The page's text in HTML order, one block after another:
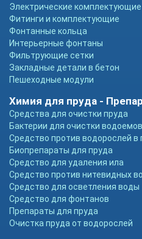
Электрические комплектующие
Фитинги и комплектующие
Фонтанные кольца
Интерьерные фонтаны
Фильтрующие сетки
Закладные детали в бетон
Пешеходные модули
Химия для пруда -
Средства для очистки пруда
Бактерии для очистки водоемов
Средство против водорослей в
Биопрепараты для пруда
Средство для удаления ила
Средство против нитевидных
Средство для осветления воды
Средство для фонтанов
Препараты для пруда
Очистка пруда от водорослей